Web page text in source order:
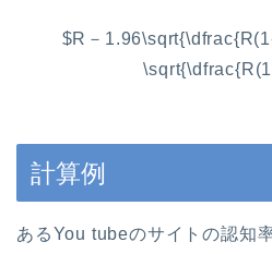
$R－
計算例
あるYou tubeのサイトの認知